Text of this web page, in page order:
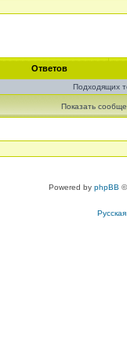
Ответов
Подходящих
Показать
Powered by phpBB